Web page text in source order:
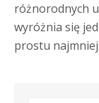
różnorodnych
wyróżnia się
prostu